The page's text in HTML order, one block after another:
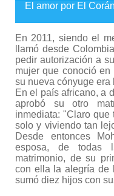
El amor por El
En 2011, siendo el
llamó desde
pedir autorización a
mujer que conoció
su nueva cónyuge era
En el país africano, a
aprobó su otro
inmediata: "Claro que
solo y viviendo tan
Desde entonces
esposa, de todas
matrimonio, de su
con ella la alegría de
sumó diez hijos con